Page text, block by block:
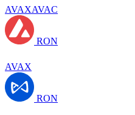
AVAXAVAC
RON
AVAX
RON